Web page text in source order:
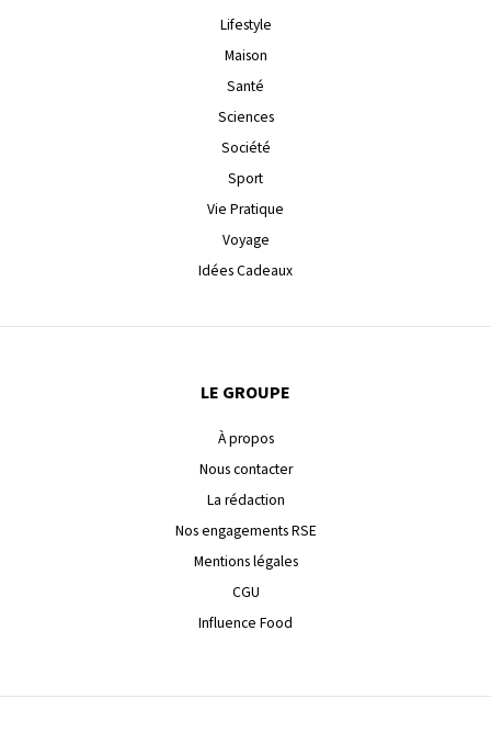
Lifestyle
Maison
Santé
Sciences
Société
Sport
Vie Pratique
Voyage
Idées Cadeaux
LE GROUPE
À propos
Nous contacter
La rédaction
Nos engagements RSE
Mentions légales
CGU
Influence Food